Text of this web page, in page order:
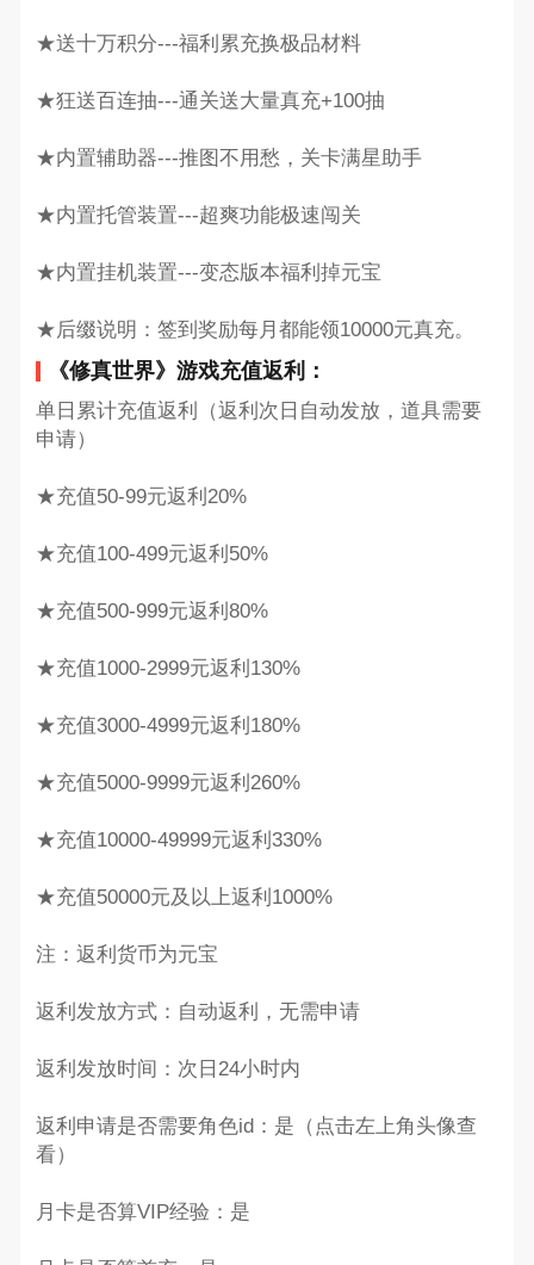
★送十万积分---福利累充换极品材料
★狂送百连抽---通关送大量真充+100抽
★内置辅助器---推图不用愁，关卡满星助手
★内置托管装置---超爽功能极速闯关
★内置挂机装置---变态版本福利掉元宝
★后缀说明：签到奖励每月都能领10000元真充。
《修真世界》游戏充值返利：
单日累计充值返利（返利次日自动发放，道具需要
申请）
★充值50-99元返利20%
★充值100-499元返利50%
★充值500-999元返利80%
★充值1000-2999元返利130%
★充值3000-4999元返利180%
★充值5000-9999元返利260%
★充值10000-49999元返利330%
★充值50000元及以上返利1000%
注：返利货币为元宝
返利发放方式：自动返利，无需申请
返利发放时间：次日24小时内
返利申请是否需要角色id：是（点击左上角头像查
看）
月卡是否算VIP经验：是